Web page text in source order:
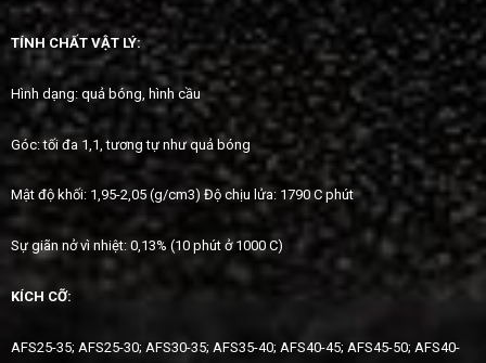
TÍNH CHẤT VẬT LÝ:
Hình dạng: quả bóng, hình cầu
Góc: tối đa 1,1, tương tự như quả bóng
Mật độ khối: 1,95-2,05 (g/cm3) Độ chịu lửa: 1790 C phút
Sự giãn nở vì nhiệt: 0,13% (10 phút ở 1000 C)
KÍCH CỠ:
AFS25-35; AFS25-30; AFS30-35; AFS35-40; AFS40-45; AFS45-50; AFS40-